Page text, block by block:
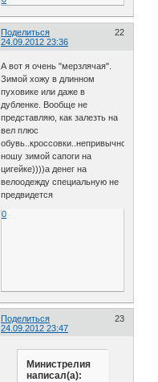
Поделиться
22
24.09.2012 23:36
А вот я очень "мерзлячая".
Зимой хожу в длинном
пуховике или даже в
дубленке. Вообще не
представляю, как залезть на
вел плюс
обувь..кроссовки..непривычно..я
ношу зимой сапоги на
цигейке))))а денег на
велоодежду специальную не
предвидется
0
Поделиться
23
24.09.2012 23:47
Министрелия
написал(а):